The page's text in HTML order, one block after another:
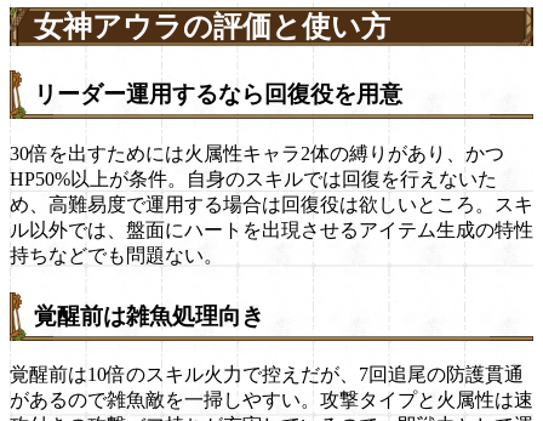
女神アウラの評価と使い方
リーダー運用するなら回復役を用意
30倍を出すためには火属性キャラ2体の縛りがあり、かつ
HP50%以上が条件。自身のスキルでは回復を行えないた
め、高難易度で運用する場合は回復役は欲しいところ。スキ
ル以外では、盤面にハートを出現させるアイテム生成の特性
持ちなどでも問題ない。
覚醒前は雑魚処理向き
覚醒前は10倍のスキル火力で控えだが、7回追尾の防護貫通
があるので雑魚敵を一掃しやすい。攻撃タイプと火属性は速